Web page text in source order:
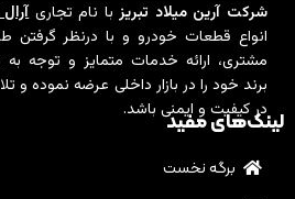
شرکت آرین میلاد تبریزبا نام تجاری
انواع قطعات خودرو و با درنظر گرفتن
مشتری، ارائه خدمات متمایز و توجه
برند خود را در بازار داخلی عرضه نموده و
در کیفیت و ایمنی باشد.
لینک‌های مفید
برگه نخست